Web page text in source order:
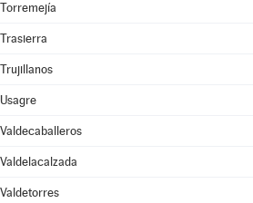
Torremejía
Trasierra
Trujillanos
Usagre
Valdecaballeros
Valdelacalzada
Valdetorres